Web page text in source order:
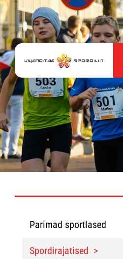
Parimad sportlased
Spordirajatised